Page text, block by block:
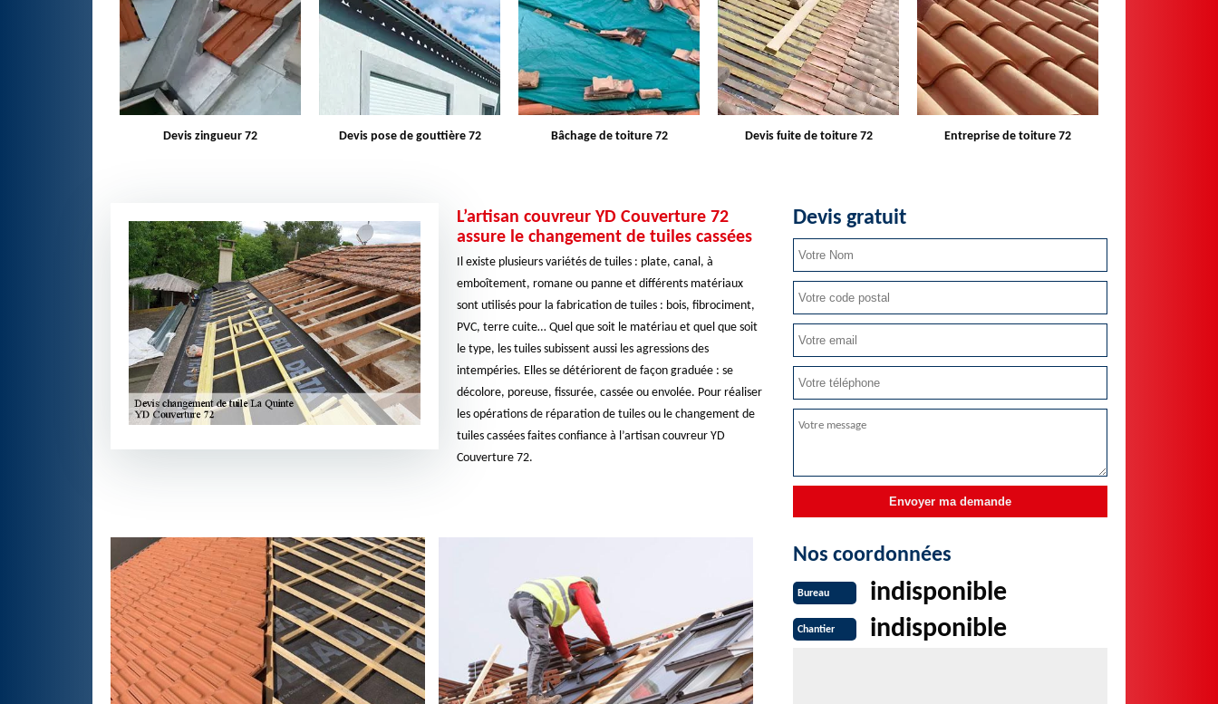
Devis pose de gouttière 72 Bâchage de toiture 72 Devis fuite de toiture 72 Entreprise de toiture 72 Devis toiture 72
L’artisan couvreur YD Couverture 72
assure le changement de tuiles cassées
Il existe plusieurs variétés de tuiles : plate, canal, à
emboîtement, romane ou panne et différents matériaux
sont utilisés pour la fabrication de tuiles : bois, fibrociment,
PVC, terre cuite… Quel que soit le matériau et quel que soit
le type, les tuiles subissent aussi les agressions des
intempéries. Elles se détériorent de façon graduée : se
décolore, poreuse, fissurée, cassée ou envolée. Pour réaliser
les opérations de réparation de tuiles ou le changement de
tuiles cassées faites confiance à l’artisan couvreur YD
Couverture 72.
Devis gratuit
Nos coordonnées
Bureau indisponible
Chantier indisponible